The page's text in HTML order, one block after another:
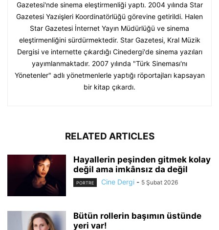
Gazetesi'nde sinema eleştirmenliği yaptı. 2004 yılında Star
Gazetesi Yazıişleri Koordinatörlüğü görevine getirildi. Halen
Star Gazetesi İnternet Yayın Müdürlüğü ve sinema
eleştirmenliğini sürdürmektedir. Star Gazetesi, Kral Müzik
Dergisi ve internette çıkardığı Cinedergi'de sinema yazıları
yayımlanmaktadır. 2007 yılında "Türk Sineması'nı
Yönetenler" adlı yönetmenlerle yaptığı röportajları kapsayan
bir kitap çıkardı.
RELATED ARTICLES
Hayallerin peşinden gitmek kolay
değil ama imkânsız da değil
PORTRE Cine Dergi - 5 Şubat 2026
Bütün rollerin başımın üstünde
yeri var!